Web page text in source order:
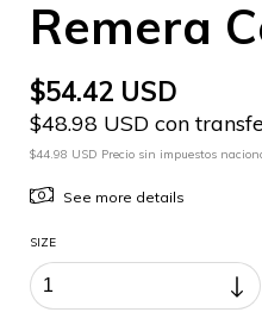
Remera
$54.42 USD
$48.98 USD con
$44.98 USD Precio sin impuestos
See more details
SIZE